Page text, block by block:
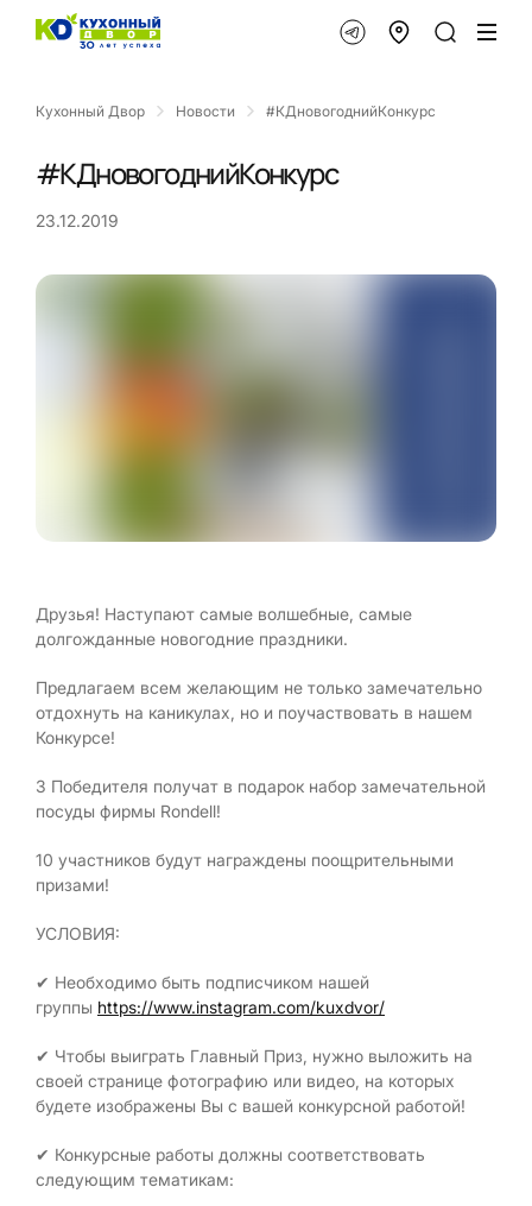
Кухонный Двор Новости #КДновогоднийКонкурс
#КДновогоднийКонкурс
23.12.2019
Друзья! Наступают самые волшебные, самые
долгожданные новогодние праздники.
Предлагаем всем желающим не только замечательно
отдохнуть на каникулах, но и поучаствовать в нашем
Конкурсе!
3 Победителя получат в подарок набор замечательной
посуды фирмы Rondell!
10 участников будут награждены поощрительными
призами!
УСЛОВИЯ:
✔ Необходимо быть подписчиком нашей
группы https://www.instagram.com/kuxdvor/
✔ Чтобы выиграть Главный Приз, нужно выложить на
своей странице фотографию или видео, на которых
будете изображены Вы с вашей конкурсной работой!
✔ Конкурсные работы должны соответствовать
следующим тематикам: